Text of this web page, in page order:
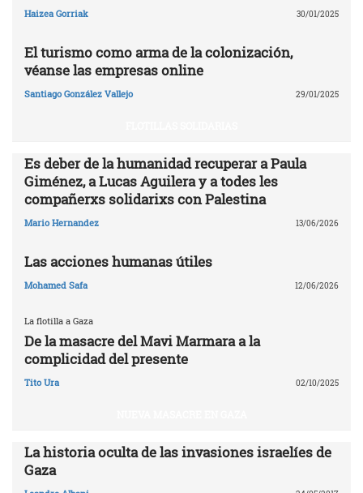
Haizea Gorriak 30/01/2025
El turismo como arma de la colonización,
véanse las empresas online
Santiago González Vallejo 29/01/2025
Es deber de la humanidad recuperar a Paula
Giménez, a Lucas Aguilera y a todes les
compañerxs solidarixs con Palestina
Mario Hernandez 13/06/2026
Las acciones humanas útiles
Mohamed Safa 12/06/2026
La flotilla a Gaza
De la masacre del Mavi Marmara a la
complicidad del presente
Tito Ura 02/10/2025
La historia oculta de las invasiones israelíes de
Gaza